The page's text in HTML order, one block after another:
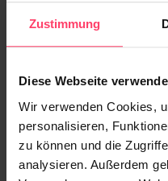
Zustimmung
Diese Webseite
Wir verwenden Cookies,
personalisieren,
zu können und die
analysieren. Außerdem
Display
performt
23. APRIL